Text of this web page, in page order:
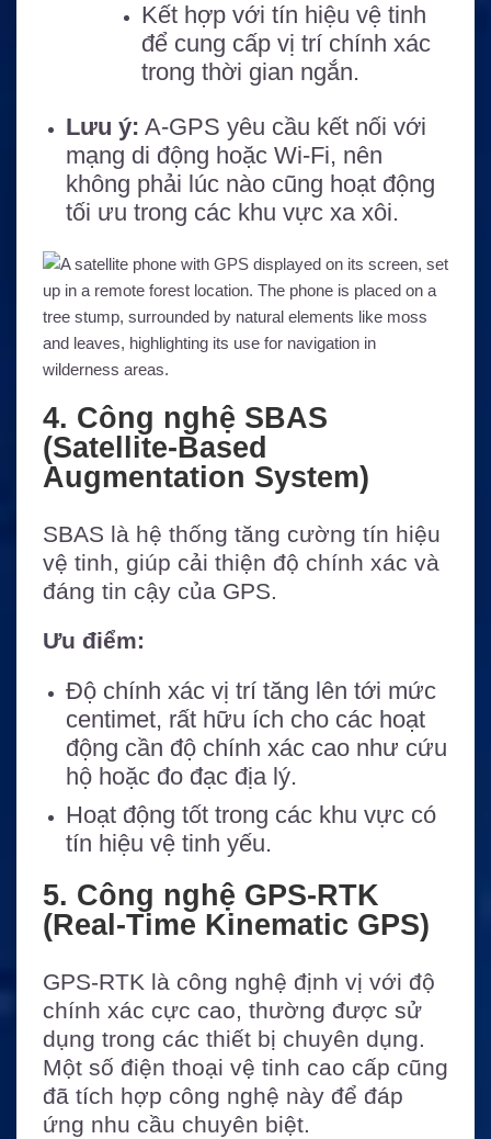
Kết hợp với tín hiệu vệ tinh
để cung cấp vị trí chính xác
trong thời gian ngắn.
Lưu ý: A-GPS yêu cầu kết nối với
mạng di động hoặc Wi-Fi, nên
không phải lúc nào cũng hoạt động
tối ưu trong các khu vực xa xôi.
4. Công nghệ SBAS
(Satellite-Based
Augmentation System)
SBAS là hệ thống tăng cường tín hiệu
vệ tinh, giúp cải thiện độ chính xác và
đáng tin cậy của GPS.
Ưu điểm:
Độ chính xác vị trí tăng lên tới mức
centimet, rất hữu ích cho các hoạt
động cần độ chính xác cao như cứu
hộ hoặc đo đạc địa lý.
Hoạt động tốt trong các khu vực có
tín hiệu vệ tinh yếu.
5. Công nghệ GPS-RTK
(Real-Time Kinematic GPS)
GPS-RTK là công nghệ định vị với độ
chính xác cực cao, thường được sử
dụng trong các thiết bị chuyên dụng.
Một số điện thoại vệ tinh cao cấp cũng
đã tích hợp công nghệ này để đáp
ứng nhu cầu chuyên biệt.